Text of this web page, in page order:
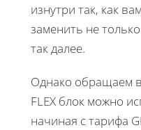
изнутри так, как
заменить не
так далее.
Однако обращаем
FLEX блок можно
начиная с тарифа